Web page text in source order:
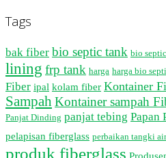
Tags
bak fiber bio septic tank bio
lining frp tank harga harga bio
Fiber ipal kolam fiber Kontainer
Sampah Kontainer sampah
Panjat Dinding panjat tebing Papan
pelapisan fiberglass perbaikan tangki air
produk fiberglass